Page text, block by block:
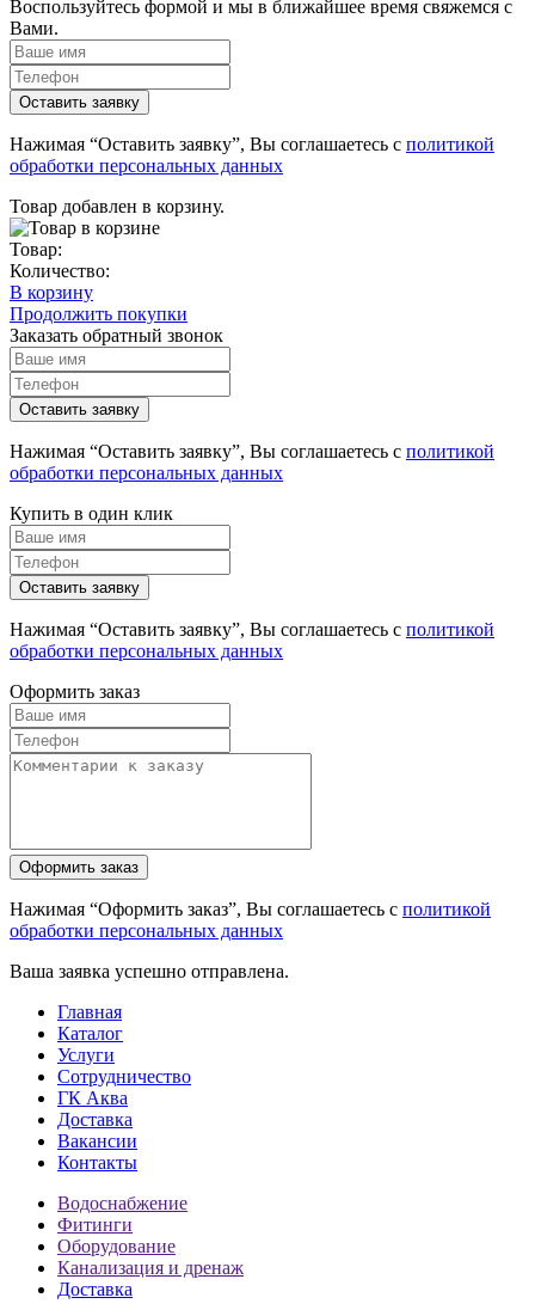
Воспользуйтесь формой и мы в ближайшее время свяжемся с
Вами.
Нажимая “Оставить заявку”, Вы соглашаетесь с политикой
обработки персональных данных
Товар добавлен в корзину.
Товар:
Количество:
В корзину
Продолжить покупки
Заказать обратный звонок
Нажимая “Оставить заявку”, Вы соглашаетесь с политикой
обработки персональных данных
Купить в один клик
Нажимая “Оставить заявку”, Вы соглашаетесь с политикой
обработки персональных данных
Оформить заказ
Нажимая “Оформить заказ”, Вы соглашаетесь с политикой
обработки персональных данных
Ваша заявка успешно отправлена.
Главная
Каталог
Услуги
Сотрудничество
ГК Аква
Доставка
Вакансии
Контакты
Водоснабжение
Фитинги
Оборудование
Канализация и дренаж
Доставка